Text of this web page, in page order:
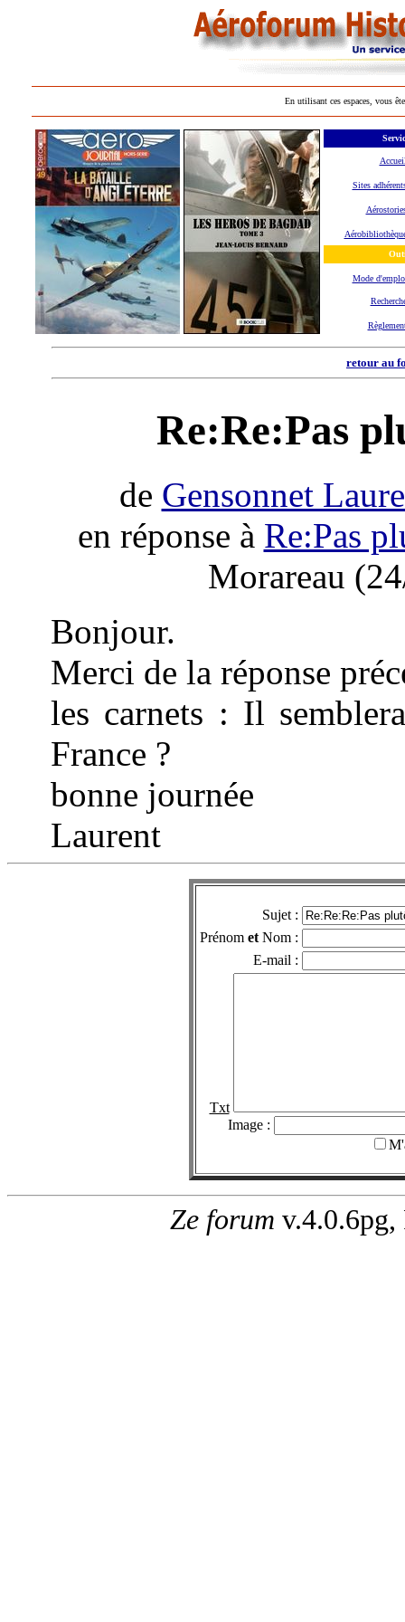
En utilisant ces espaces, vous
Sites
Mode
retour au
Re:Re:Pas
de Gensonnet
en réponse à Re:Pas
Morareau
Bonjour.
Merci de la réponse
les carnets : Il
France ?
bonne journée
Laurent
Sujet :
Prénom et Nom :
E-mail :
Txt
Image :
Ze forum